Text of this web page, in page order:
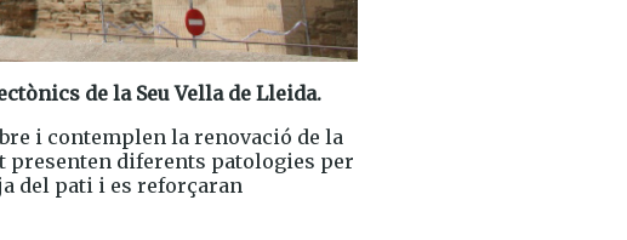
de la Seu Vella de Lleida.
i contemplen la renovació de la
presenten diferents patologies per
del pati i es reforçaran